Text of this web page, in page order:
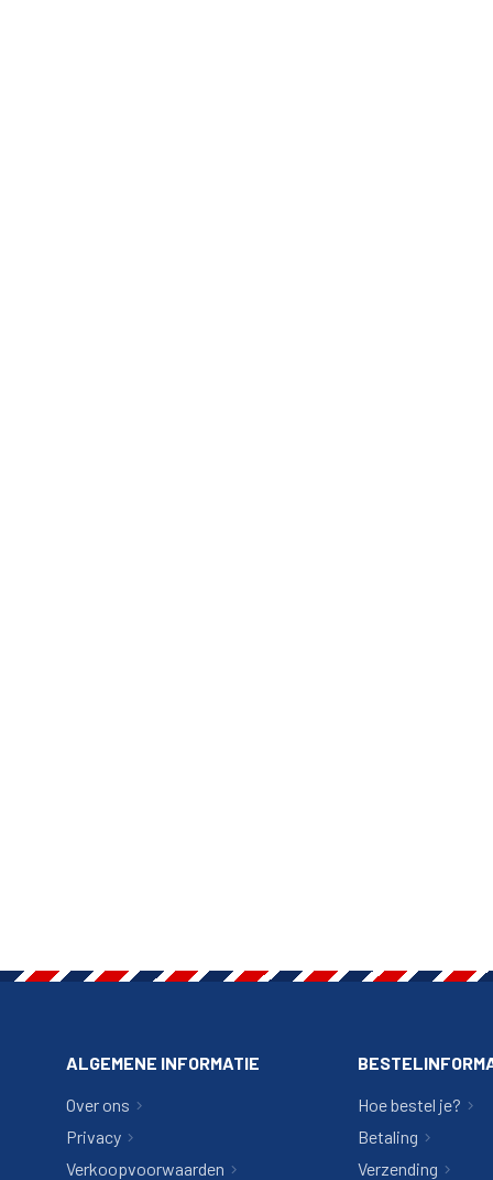
ALGEMENE INFORMATIE
Over ons
Privacy
Verkoopvoorwaarden
Hoe bestel je?
Betaling
Verzending